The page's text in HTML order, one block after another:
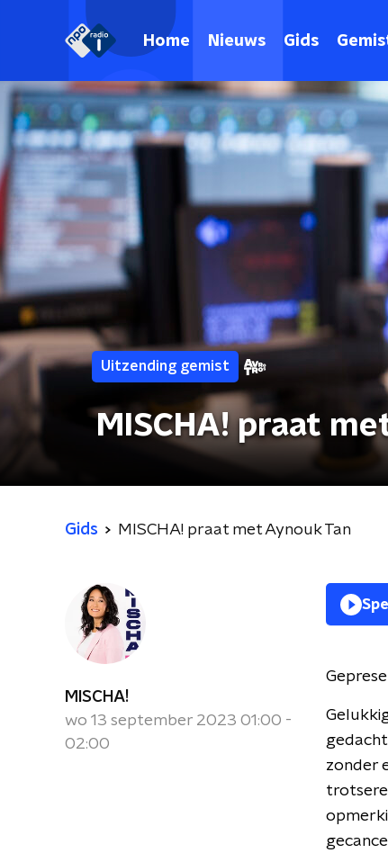
Home Nieuws Gids
Uitzending gemist
MISCHA! praat
Gids MISCHA! praat met Aynouk Tan
MISCHA!
wo 13 september 2023 01:00 -
02:00
zonder